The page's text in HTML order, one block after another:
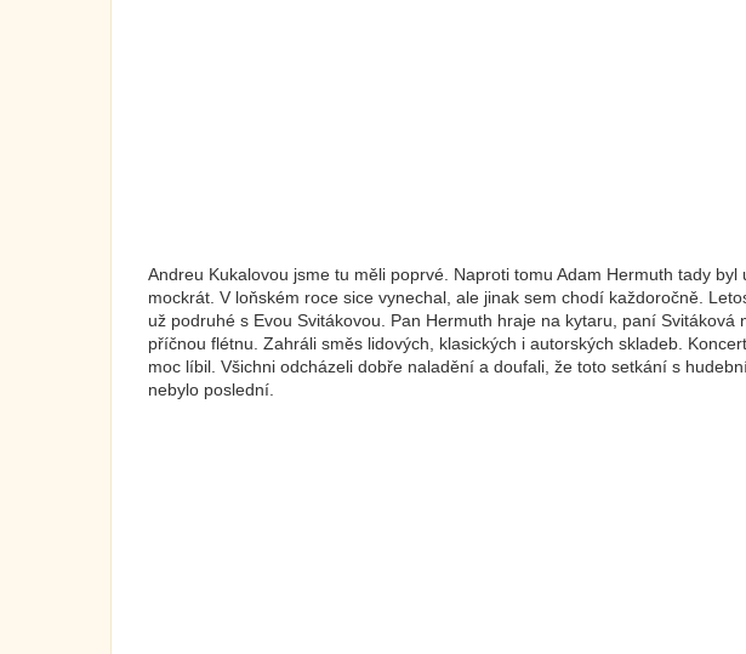
Andreu Kukalovou jsme tu měli poprvé. Naproti tomu Adam Hermuth tady byl
mockrát. V loňském roce sice vynechal, ale jinak sem chodí každoročně.
už podruhé s Evou Svitákovou. Pan Hermuth hraje na kytaru, paní Svitáková
příčnou flétnu. Zahráli směs lidových, klasických i autorských skladeb.
moc líbil. Všichni odcházeli dobře naladění a doufali, že toto setkání s
nebylo poslední.